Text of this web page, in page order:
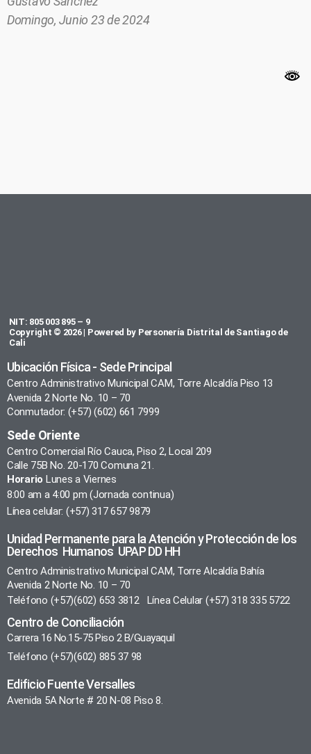
Domingo, Junio 23 de 2024
NIT: 805 003 895 – 9
Copyright © 2026 | Powered by Personería Distrital de Santiago de
Cali
Ubicación Física - Sede Principal
Centro Administrativo Municipal CAM, Torre Alcaldía Piso 13
Avenida 2 Norte No. 10 – 70
Conmutador: (+57) (602) 661 7999
Sede Oriente
Centro Comercial Río Cauca, Piso 2, Local 209
Calle 75B No. 20-170 Comuna 21.
Horario Lunes a Viernes
8:00 am a 4:00 pm (Jornada continua)
Línea celular: (+57) 317 657 9879
Unidad Permanente para la Atención y Protección de los
Derechos Humanos UPAP DD HH
Centro Administrativo Municipal CAM, Torre Alcaldía Bahía
Avenida 2 Norte No. 10 – 70
Teléfono (+57)(602) 653 3812 Línea Celular (+57) 318 335 5722
Centro de Conciliación
Carrera 16 No.15-75 Piso 2 B/Guayaquil
Teléfono (+57)(602) 885 37 98
Edificio Fuente Versalles
Avenida 5A Norte # 20 N-08 Piso 8.